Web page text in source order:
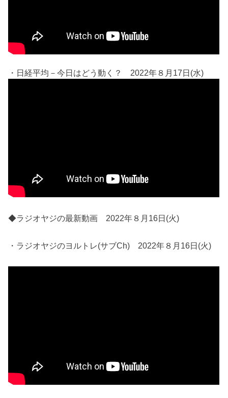
・日経平均－今日はどう動く？ 2022年８月17日(水)
◆ラジオヤジの最新動画 2022年８月16日(火)
・ラジオヤジのヨルトレ(サブCh) 2022年８月16日(火)